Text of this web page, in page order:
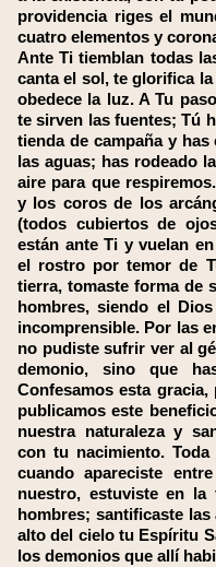
providencia riges el
cuatro elementos y
Ante Ti tiemblan todas
canta el sol, te glorifica
obedece la luz. A Tu
te sirven las fuentes; Tú
tienda de campaña y
las aguas; has rodeado
aire para que
y los coros de los
(todos cubiertos de
están ante Ti y vuelan
el rostro por temor de
tierra, tomaste forma de
hombres, siendo el
incomprensible. Por las
no pudiste sufrir ver al
demonio, sino que
Confesamos esta
publicamos este
nuestra naturaleza y
con tu nacimiento.
cuando apareciste
nuestro, estuviste en
hombres; santificaste
alto del cielo tu Espíritu
los demonios que allí